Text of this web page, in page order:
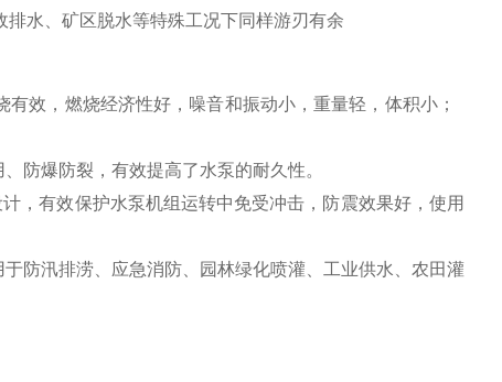
水、矿区脱水等特殊工况下同样游刃有余
有效，燃烧经济性好，噪音和振动小，重量轻，体积小；
防爆防裂，有效提高了水泵的耐久性。
，有效保护水泵机组运转中免受冲击，防震效果好，使用
防汛排涝、应急消防、园林绿化喷灌、工业供水、农田灌